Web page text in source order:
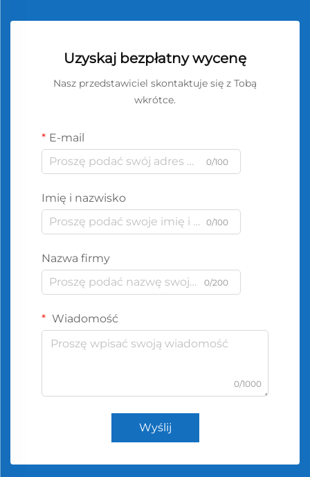
Uzyskaj bezpłatny wycenę
Nasz przedstawiciel skontaktuje się z Tobą
wkrótce.
E-mail
0/100
Imię i nazwisko
0/100
Nazwa firmy
0/200
Wiadomość
0/1000
Wyślij